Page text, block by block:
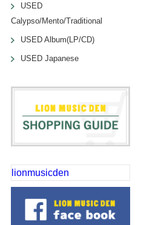
USED
Calypso/Mento/Traditional
USED Album(LP/CD)
USED Japanese
lionmusicden